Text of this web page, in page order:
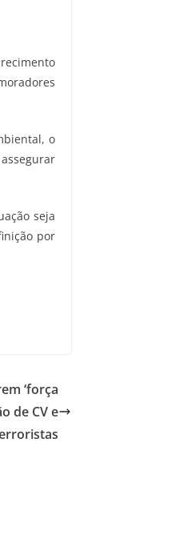
o
seja
por
‘força
de CV e